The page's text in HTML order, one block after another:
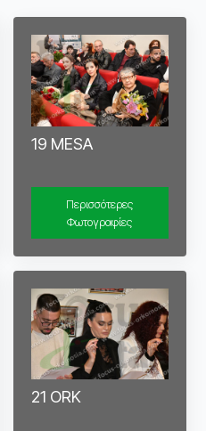
19 MESA
Περισσότερες
Φωτογραφίες
21 ORK